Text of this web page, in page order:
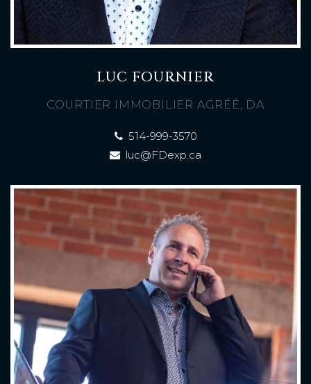
À PROPOS
LUC FOURNIER
COURTIER IMMOBILIER AGRÉÉ, DA
514-999-3570
luc@FDexp.ca